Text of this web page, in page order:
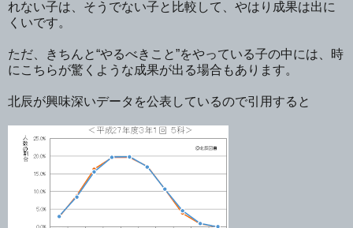
れない子は、そうでない子と比較して、やはり成果は出に
くいです。
ただ、きちんと“やるべきこと”をやっている子の中には、時
にこちらが驚くような成果が出る場合もあります。
北辰が興味深いデータを公表しているので引用すると